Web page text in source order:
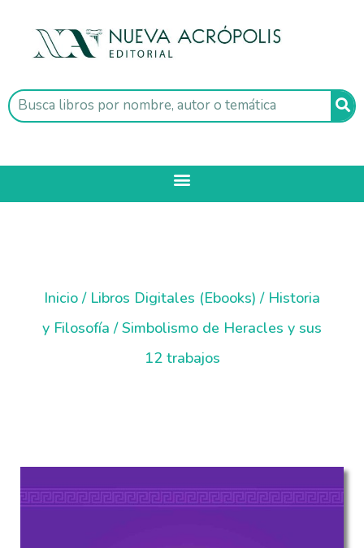
Inicio/ Libros Digitales (Ebooks) / Historia
y Filosofía / Simbolismo de Heracles y sus
12 trabajos